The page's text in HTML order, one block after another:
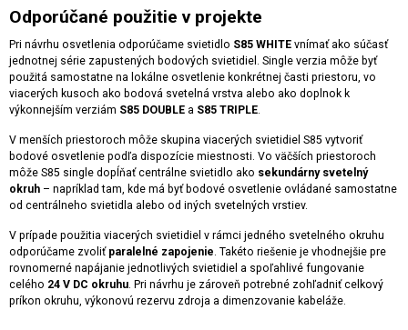
Odporúčané použitie v projekte
Pri návrhu osvetlenia odporúčame svietidlo S85 WHITE vnímať ako súčasť
jednotnej série zapustených bodových svietidiel. Single verzia môže byť
použitá samostatne na lokálne osvetlenie konkrétnej časti priestoru, vo
viacerých kusoch ako bodová svetelná vrstva alebo ako doplnok k
výkonnejším verziám S85 DOUBLE a S85 TRIPLE
V menších priestoroch môže skupina viacerých svietidiel S85 vytvoriť
bodové osvetlenie podľa dispozície miestnosti. Vo väčších priestoroch
môže S85 single dopĺňať centrálne svietidlo ako sekundárny svetelný
okruh – napríklad tam, kde má byť bodové osvetlenie ovládané samostatne
od centrálneho svietidla alebo od iných svetelných vrstiev.
V prípade použitia viacerých svietidiel v rámci jedného svetelného okruhu
odporúčame zvoliť paralelné zapojenie . Takéto riešenie je vhodnejšie pre
rovnomerné napájanie jednotlivých svietidiel a spoľahlivé fungovanie
celého 24 V DC okruhu . Pri návrhu je zároveň potrebné zohľadniť celkový
príkon okruhu, výkonovú rezervu zdroja a dimenzovanie kabeláže.